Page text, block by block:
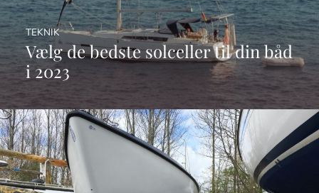
Vælg de bedste solceller til din båd
i 2023
TEKNIK